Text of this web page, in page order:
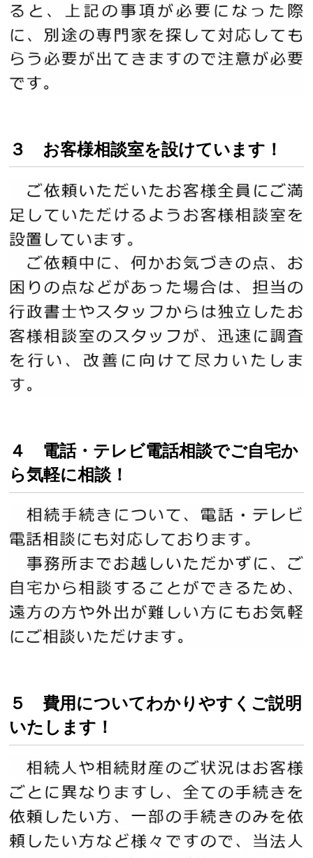
３ お客様相談室を設けています！
４ 電話・テレビ電話相談でご自宅か
ら気軽に相談！
５ 費用についてわかりやすくご説明
いたします！